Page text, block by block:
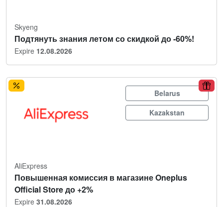
Skyeng
Подтянуть знания летом со скидкой до -60%!
Expire 12.08.2026
Belarus
Kazakstan
AliExpress
Повышенная комиссия в магазине Oneplus
Official Store до +2%
Expire 31.08.2026